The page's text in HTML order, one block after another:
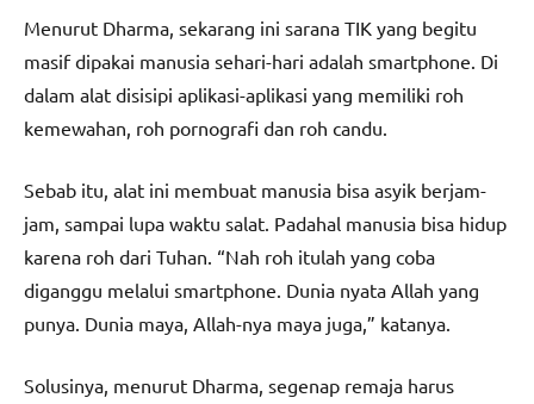
Menurut Dharma, sekarang ini sarana TIK yang begitu
masif dipakai manusia sehari-hari adalah smartphone. Di
dalam alat disisipi aplikasi-aplikasi yang memiliki roh
kemewahan, roh pornografi dan roh candu.
Sebab itu, alat ini membuat manusia bisa asyik berjam-
jam, sampai lupa waktu salat. Padahal manusia bisa hidup
karena roh dari Tuhan. “Nah roh itulah yang coba
diganggu melalui smartphone. Dunia nyata Allah yang
punya. Dunia maya, Allah-nya maya juga,” katanya.
Solusinya, menurut Dharma, segenap remaja harus